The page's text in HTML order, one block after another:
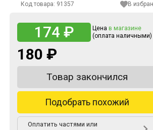
Код товара: 91357 В
174 ₽ Цена в магазине
(оплата наличными)
180 ₽
Товар закончился
Подобрать похожий
Оплатить частями или